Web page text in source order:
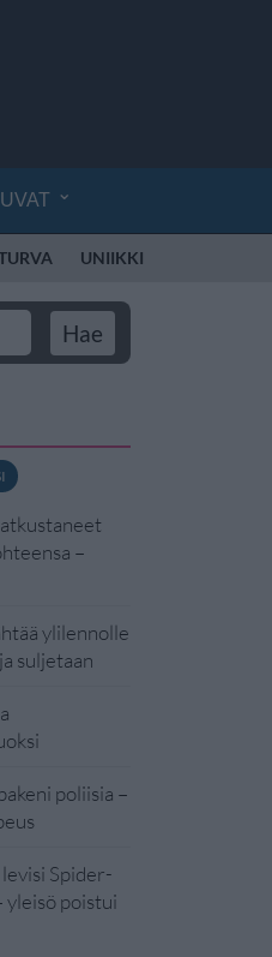
UNIIKKI
–
ylilennolle
suljetaan
poliisia –
Spider-
yleisö poistui